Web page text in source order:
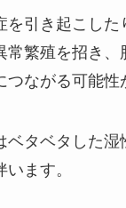
を引き起こした
常繁殖を招き、
つながる可能性
ベタベタした湿
ます。